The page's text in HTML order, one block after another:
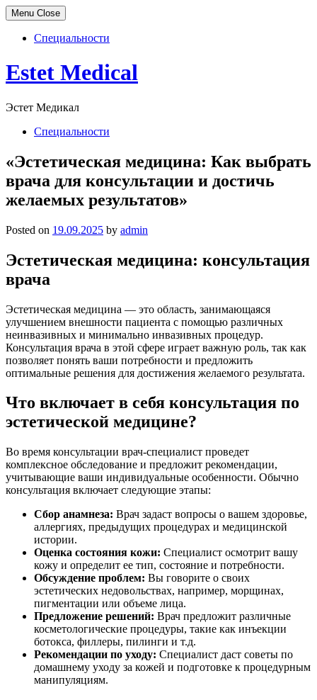
Menu Close
Специальности
Skip
to
Estet Medical
Эстет Медикал
Специальности
«Эстетическая медицина: Как выбрать
врача для консультации и достичь
желаемых результатов»
Posted on 19.09.2025 by admin
Эстетическая медицина: консультация
врача
Эстетическая медицина — это область, занимающаяся
улучшением внешности пациента с помощью различных
неинвазивных и минимально инвазивных процедур.
Консультация врача в этой сфере играет важную роль, так как
позволяет понять ваши потребности и предложить
оптимальные решения для достижения желаемого результата.
Что включает в себя консультация по
эстетической медицине?
Во время консультации врач-специалист проведет
комплексное обследование и предложит рекомендации,
учитывающие ваши индивидуальные особенности. Обычно
консультация включает следующие этапы:
Сбор анамнеза: Врач задаст вопросы о вашем здоровье,
аллергиях, предыдущих процедурах и медицинской
истории.
Оценка состояния кожи: Специалист осмотрит вашу
кожу и определит ее тип, состояние и потребности.
Обсуждение проблем: Вы говорите о своих
эстетических недовольствах, например, морщинах,
пигментации или объеме лица.
Предложение решений: Врач предложит различные
косметологические процедуры, такие как инъекции
ботокса, филлеры, пилинги и т.д.
Рекомендации по уходу: Специалист даст советы по
домашнему уходу за кожей и подготовке к процедурным
манипуляциям.